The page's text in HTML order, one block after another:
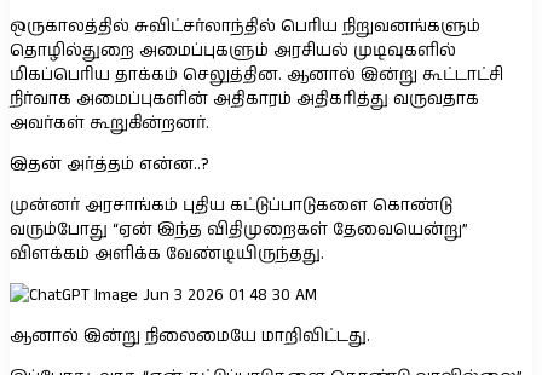
ஒருகாலத்தில் சுவிட்சர்லாந்தில் பெரிய நிறுவனங்களும்
தொழில்துறை அமைப்புகளும் அரசியல் முடிவுகளில்
மிகப்பெரிய தாக்கம் செலுத்தின. ஆனால் இன்று கூட்டாட்சி
நிர்வாக அமைப்புகளின் அதிகாரம் அதிகரித்து வருவதாக
அவர்கள் கூறுகின்றனர்.
இதன் அர்த்தம் என்ன..?
முன்னர் அரசாங்கம் புதிய கட்டுப்பாடுகளை கொண்டு
வரும்போது “ஏன் இந்த விதிமுறைகள் தேவையென்று”
விளக்கம் அளிக்க வேண்டியிருந்தது.
ஆனால் இன்று நிலைமையே மாறிவிட்டது.